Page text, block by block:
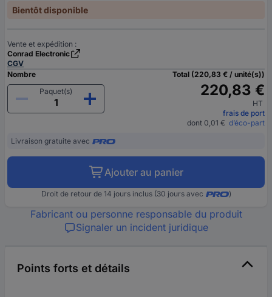
Bientôt disponible
Vente et expédition :
Conrad Electronic
CGV
Nombre
Paquet(s)
Total (220,83 € / unité(s))
220,83 €
HT
frais de port
dont 0,01 € d’éco-part
Livraison gratuite avec
Ajouter au panier
Droit de retour de 14 jours inclus (30 jours avec )
Fabricant ou personne responsable du produit
Signaler un incident juridique
Points forts et détails